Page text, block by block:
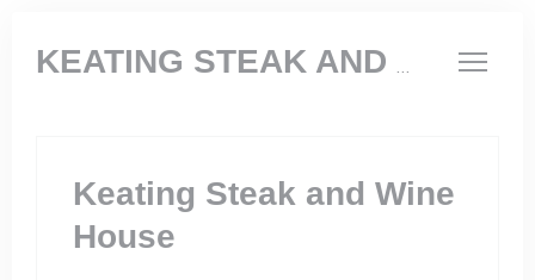
KEATING STEAK AND WINE HOUSE
Keating Steak and Wine
House